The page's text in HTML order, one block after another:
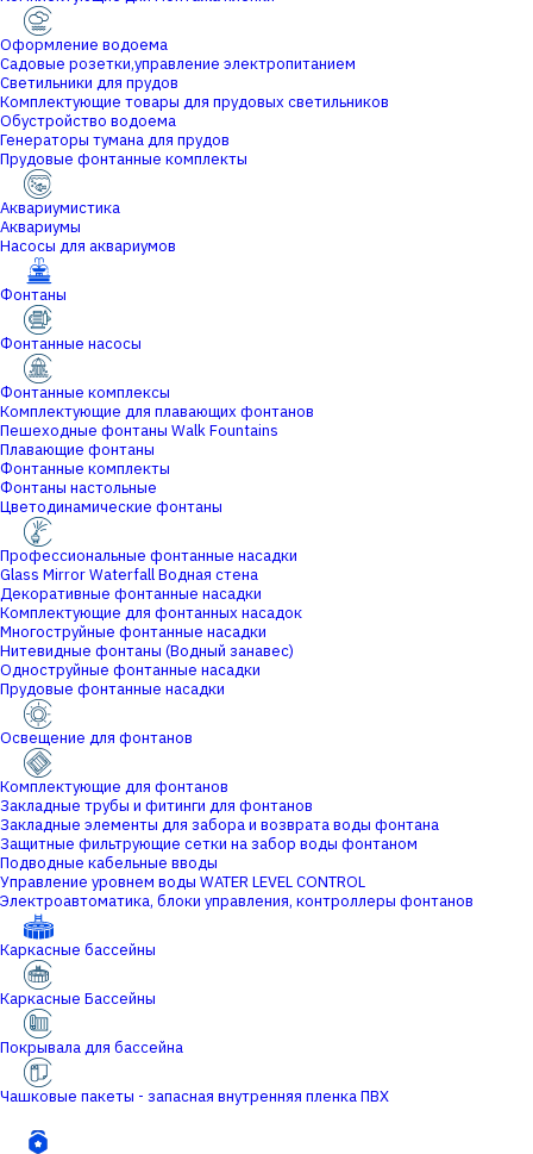
Оформление водоема
Садовые розетки,управление электропитанием
Светильники для прудов
Комплектующие товары для прудовых светильников
Обустройство водоема
Генераторы тумана для прудов
Прудовые фонтанные комплекты
Аквариумистика
Аквариумы
Насосы для аквариумов
Фонтаны
Фонтанные насосы
Фонтанные комплексы
Комплектующие для плавающих фонтанов
Пешеходные фонтаны Walk Fountains
Плавающие фонтаны
Фонтанные комплекты
Фонтаны настольные
Цветодинамические фонтаны
Профессиональные фонтанные насадки
Glass Mirror Waterfall Водная стена
Декоративные фонтанные насадки
Комплектующие для фонтанных насадок
Многоструйные фонтанные насадки
Нитевидные фонтаны (Водный занавес)
Одноструйные фонтанные насадки
Прудовые фонтанные насадки
Освещение для фонтанов
Комплектующие для фонтанов
Закладные трубы и фитинги для фонтанов
Закладные элементы для забора и возврата воды фонтана
Защитные фильтрующие сетки на забор воды фонтаном
Подводные кабельные вводы
Управление уровнем воды WATER LEVEL CONTROL
Электроавтоматика, блоки управления, контроллеры фонтанов
Каркасные бассейны
Каркасные Бассейны
Покрывала для бассейна
Чашковые пакеты - запасная внутренняя пленка ПВХ